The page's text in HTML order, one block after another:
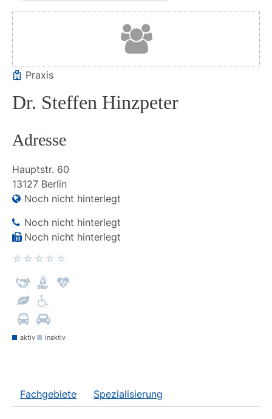
Praxis
Dr. Steffen Hinzpeter
Adresse
Hauptstr. 60
13127 Berlin
Noch nicht hinterlegt
Noch nicht hinterlegt
Noch nicht hinterlegt
aktiv inaktiv
Fachgebiete Spezialisierung